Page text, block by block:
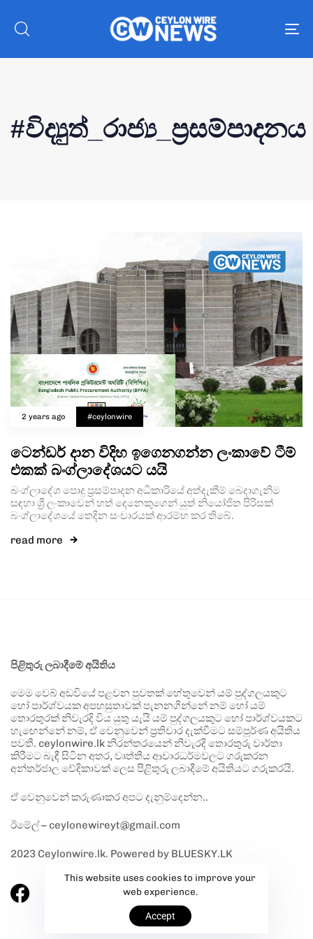
Type and hit enter
#විද්‍යුත්_රාජ්‍ය_ප්‍රසම්පාදනය
2 years ago #ceylonwire
ටෙන්ඩර් දාන විදිහ ඉගෙනගන්න ලංකාවේ ටීම්
එකක් බංග්ලාදේශයට යයි
බංග්ලාදේශ පොදු ප්‍රසම්පාදන අධිකාරියේ අත්දැකීම් බෙදාගැනීම
සඳහා ශ්‍රී ලංකාවෙන් හත් දෙනෙකුගෙන් යුත් නියෝජිත පිරිසක්
බංග්ලාදේශයේ තෙදින සංචාරයක් ආරම්භ කර තිබේ.
read more
පිළිතුරු ලබාදීමේ අයිතිය
මෙම වෙබ් අඩවියේ පළවන පුවතක් හේතුවෙන් යම් පුද්ගලයකුට
හෝ පාර්ශ්වයක අපහසුතාවක් පැනනගින්නේ නම් හෝ යම්
තොරතුරක් නිවැරදි විය යුතු යැයි යම් පුද්ගලයකුට හෝ පාර්ශ්වයකට
හැඟෙන්නේ නම්, ඒ වෙනුවෙන් ප්‍රතිචාර දැක්වීමට සම්පූර්ණ අයිතිය
පවතී. ceylonwire.lk නිරන්තරයෙන් නිවැරදි තොරතුරු වාර්තා
කිරීමට බැඳී සිටින අතර, වෘත්තීය ආචාරධර්මවලට ගරුකරන
අන්තර්ජාල වේදිකාවක් ලෙස පිළිතුරු ලබාදීමේ අයිතියට ගරුකරයි.
ඒ වෙනුවෙන් කරුණාකර අපට දැනුම්දෙන්න..
ඊමේල් – ceylonewireyt@gmail.com
2023 Ceylonwire.lk. Powered by BLUESKY.LK
This website uses cookies to improve your
web experience.
Accept